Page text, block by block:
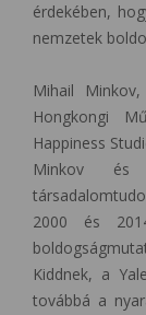
érdekében,
nemzetek
Mihail
Hongkongi
Happiness
Minkov
2000 és
Kiddnek, a
továbbá a